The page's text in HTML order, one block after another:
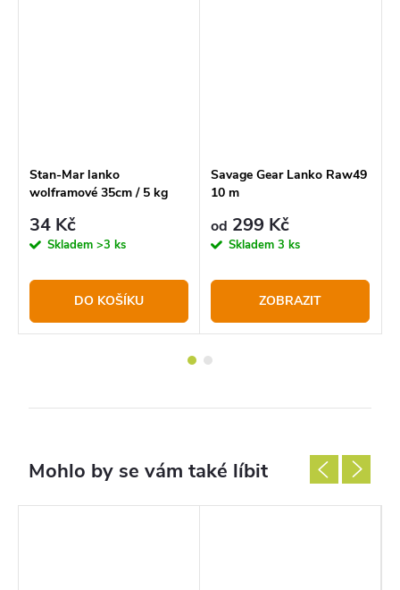
Stan-Mar lanko
wolframové 35cm / 5 kg
34 Kč
Skladem >3 ks
DO KOŠÍKU
Savage Gear Lanko Raw49
10 m
od 299 Kč
Skladem 3 ks
ZOBRAZIT